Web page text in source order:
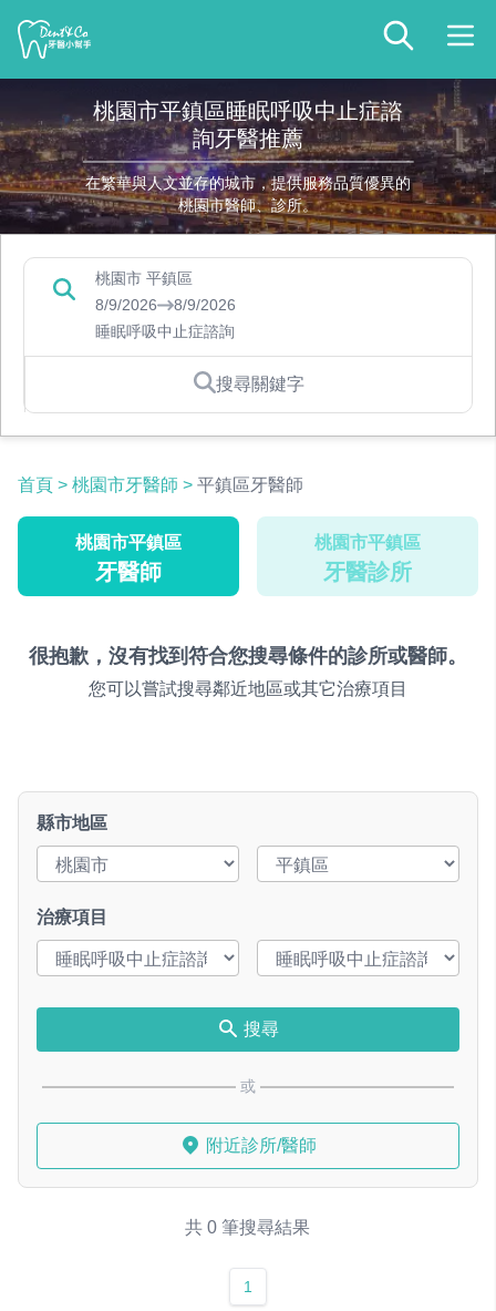
桃園市平鎮區睡眠呼吸中止症諮
詢牙醫推薦
在繁華與人文並存的城市，提供服務品質優異的
桃園市醫師、診所。
桃園市 平鎮區
8/9/2026
8/9/2026
睡眠呼吸中止症諮詢
搜尋關鍵字
首頁 > 桃園市牙醫師 > 平鎮區牙醫師
桃園市平鎮區
牙醫師
桃園市平鎮區
牙醫診所
很抱歉，沒有找到符合您搜尋條件的診所或醫師。
您可以嘗試搜尋鄰近地區或其它治療項目
縣市地區
治療項目
搜尋
或
附近診所/醫師
共 0 筆搜尋結果
1